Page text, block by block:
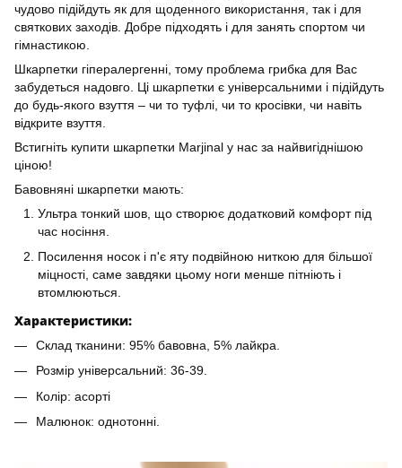
чудово підійдуть як для щоденного використання, так і для
святкових заходів. Добре підходять і для занять спортом чи
гімнастикою.
Шкарпетки гіпералергенні, тому проблема грибка для Вас
забудеться надовго. Ці шкарпетки є універсальними і підійдуть
до будь-якого взуття – чи то туфлі, чи то кросівки, чи навіть
відкрите взуття.
Встигніть купити шкарпетки Marjinal у нас за найвигіднішою
ціною!
Бавовняні шкарпетки мають:
Ультра тонкий шов, що створює додатковий комфорт під
час носіння.
Посилення носок і п'є яту подвійною ниткою для більшої
міцності, саме завдяки цьому ноги менше пітніють і
втомлюються.
Характеристики:
Склад тканини: 95% бавовна, 5% лайкра.
Розмір універсальний: 36-39.
Колір: асорті
Малюнок: однотонні.